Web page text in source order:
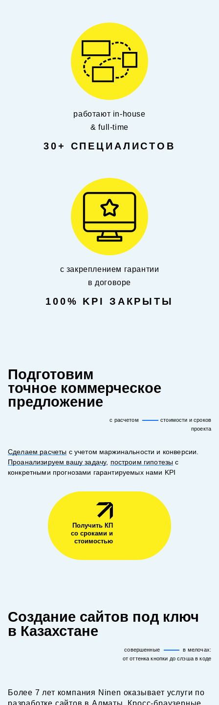
работают in-house
& full-time
30+ СПЕЦИАЛИСТОВ
с закреплением гарантии
в договоре
100% KPI ЗАКРЫТЫ
Подготовим
точное коммерческое
предложение
с расчетом
стоимости и сроков
проекта
Сделаем расчеты с учетом маржинальности и конверсии.
Проанализируем вашу задачу, построим гипотезы с
конкретными прогнозами гарантируемых нами KPI
Получить КП
со сроками и
стоимостью
Создание сайтов под ключ
в Казахстане
совершенные
в мелочах:
от оттенка кнопки до слэша в коде
Более 7 лет компания Ninen оказывает услуги по